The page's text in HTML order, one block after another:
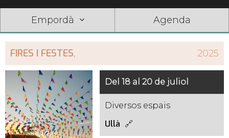
Empordà Agenda
FIRES I FESTES, 2025
Del 18 al 20 de juliol
Diversos espais
Ullà